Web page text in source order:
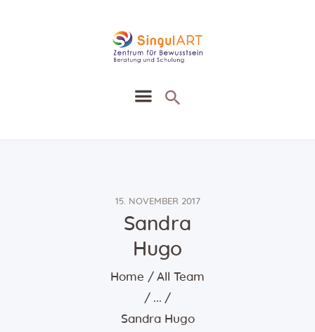
15. NOVEMBER 2017
Sandra
Hugo
Home
All Team
...
Sandra Hugo